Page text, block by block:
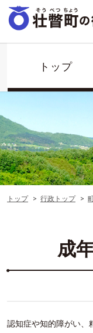
トップ
トップ 行政トップ
成
認知症や知的障がい、